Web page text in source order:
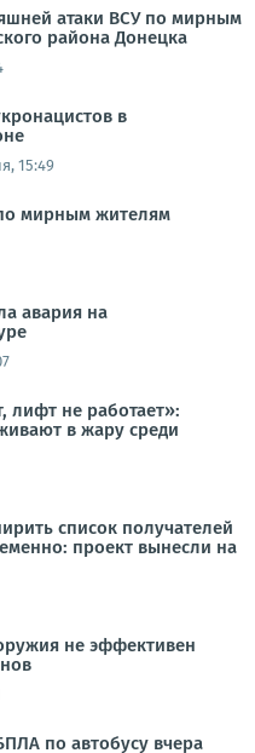
атаки ВСУ по мирным
района Донецка
в
15:49
мирным жителям
авария на
лифт не работает»:
в жару среди
список получателей
проект вынесли на
не эффективен
по автобусу вчера